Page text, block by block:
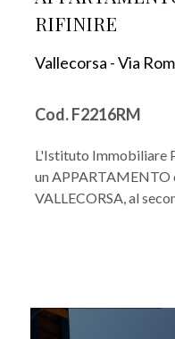
RIFINIRE
Vallecorsa - Via
Cod. F2216RM
L'Istituto Immobiliare
un APPARTAMENTO
VALLECORSA, al